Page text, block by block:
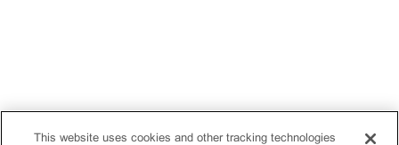
This website uses cookies and other tracking technologies